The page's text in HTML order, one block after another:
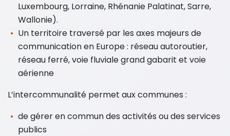
Luxembourg, Lorraine, Rhénanie Palatinat, Sarre,
Wallonie).
Un territoire traversé par les axes majeurs de
communication en Europe : réseau autoroutier,
réseau ferré, voie fluviale grand gabarit et voie
aérienne
L’intercommunalité permet aux communes :
de gérer en commun des activités ou des services
publics